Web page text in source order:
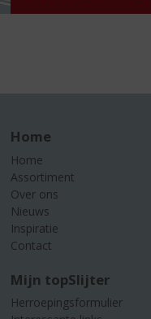
Home
Home
Assortiment
Over ons
Nieuws
Inspiratie
Contact
Mijn topSlijter
Herroepingsformulier